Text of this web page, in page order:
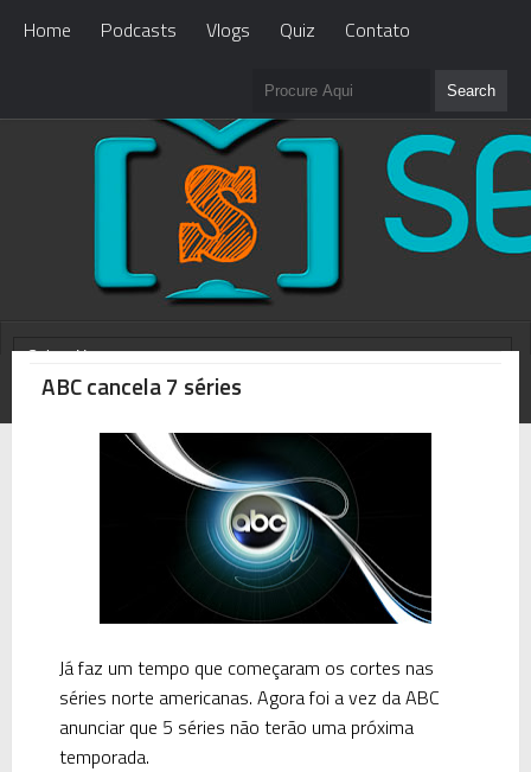
Home Podcasts Vlogs Quiz Contato
WHAT'S NEW? Loading...
ABC cancela 7 séries
Já faz um tempo que começaram os cortes nas
séries norte americanas. Agora foi a vez da ABC
anunciar que 5 séries não terão uma próxima
temporada.